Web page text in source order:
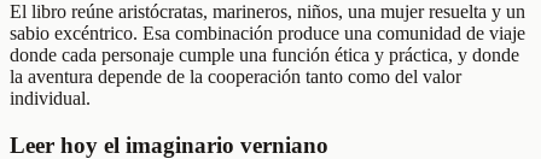
El libro reúne aristócratas, marineros, niños, una mujer resuelta y un
sabio excéntrico. Esa combinación produce una comunidad de viaje
donde cada personaje cumple una función ética y práctica, y donde
la aventura depende de la cooperación tanto como del valor
individual.
Leer hoy el imaginario verniano